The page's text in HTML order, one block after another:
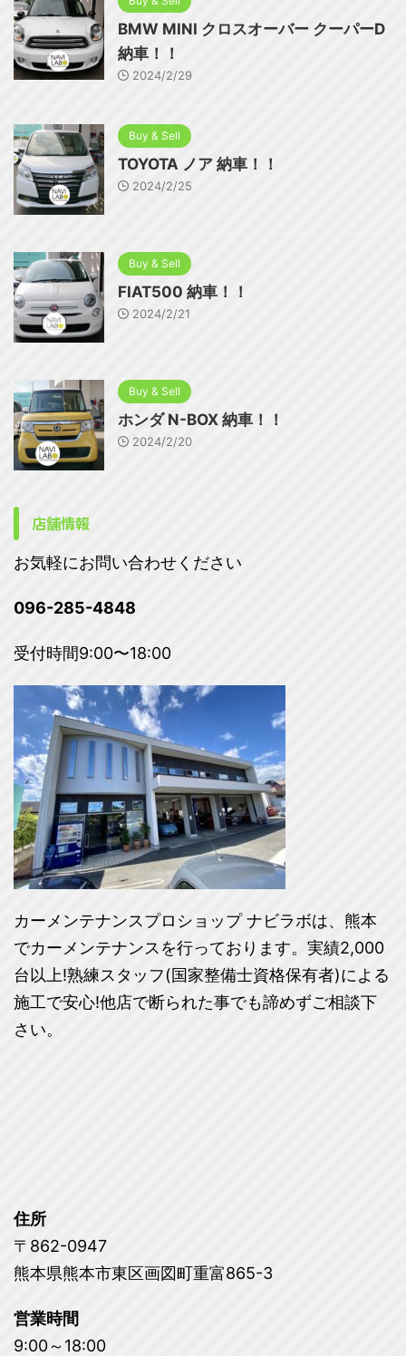
BMW MINI クロスオーバー クーパーD
納車！！
2024/2/29
Buy & Sell
TOYOTA ノア 納車！！
2024/2/25
Buy & Sell
FIAT500 納車！！
2024/2/21
Buy & Sell
ホンダ N-BOX 納車！！
2024/2/20
店舗情報
お気軽にお問い合わせください
096-285-4848
受付時間9:00〜18:00
カーメンテナンスプロショップ ナビラボは、熊本
でカーメンテナンスを行っております。実績2,000
台以上!熟練スタッフ(国家整備士資格保有者)による
施工で安心!他店で断られた事でも諦めずご相談下
さい。
住所
〒862-0947
熊本県熊本市東区画図町重富865-3
営業時間
9:00～18:00